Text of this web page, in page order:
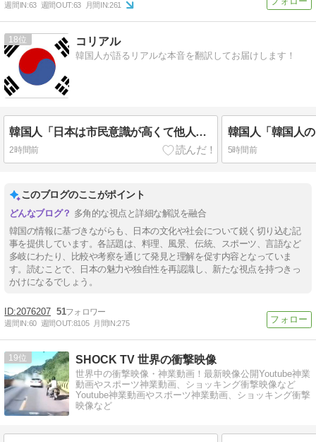
週間IN:63 週間OUT:63 月間IN:261
18 コリアル
韓国人が語るリアルな本音を翻訳してお届けします！
韓国人「日本は市民意識が高くて他人に迷惑をかけないというけど、実際の現地の様子がこちら・・・」
2時間前 5時間前
このブログのここがポイント
多角的な視点と詳細な解説を融合
韓国の情報に基づきながらも、日本の文化や社会について鋭く切り込む記
事を提供しています。各話題は、料理、風景、伝統、スポーツ、言語など
多岐にわたり、比較や考察を通じて発見と理解を促す内容となっていま
す。読むことで、日本の魅力や独自性を再認識し、新たな視点を持つきっ
かけになるでしょう。
2076207 51
週間IN:60 週間OUT:8105 月間IN:275
19 SHOCK TV 世界の衝撃映像
世界中の衝撃映像・神業動画！最新映像公開Youtube神業
動画やスポーツ神業動画、ショッキング衝撃映像など
Youtube神業動画やスポーツ神業動画、ショッキング衝撃
映像など